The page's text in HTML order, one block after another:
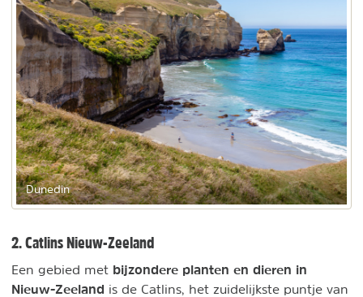
Dunedin
2. Catlins Nieuw-Zeeland
Een gebied met bijzondere planten en dieren in
Nieuw-Zeeland is de Catlins, het zuidelijkste puntje van